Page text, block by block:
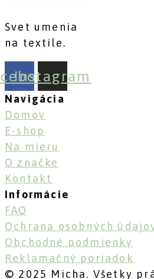
Svet umenia
na textile.
Instagram
Navigácia
Domov
E-shop
Na mieru
O značke
Kontakt
Informácie
FAQ
Ochrana osobných
Obchodné podmienky
Reklamačný poriadok
© 2025 Micha. Všetky